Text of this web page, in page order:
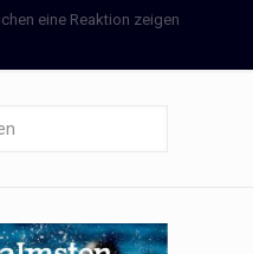
eine Reaktion zeigen